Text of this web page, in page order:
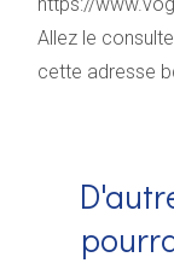
Allez le
cette adresse